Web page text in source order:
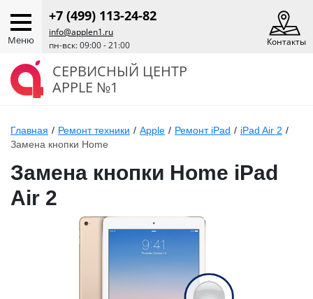
Меню
+7 (499) 113-24-82
info@applen1.ru
пн-вск: 09:00 - 21:00
Контакты
СЕРВИСНЫЙ ЦЕНТР
APPLE №1
Главная / Ремонт техники / Apple / Ремонт iPad / iPad Air 2 /
Замена кнопки Home
Замена кнопки Home iPad
Air 2